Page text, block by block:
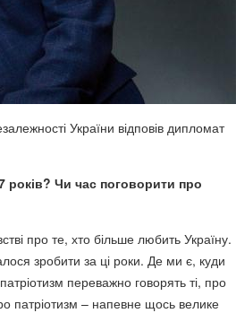
України відповів дипломат
років? Чи час поговорити про
про те, хто більше любить Україну.
зробити за ці роки. Де ми є, куди
переважно говорять ті, про
патріотизм – напевне щось велике